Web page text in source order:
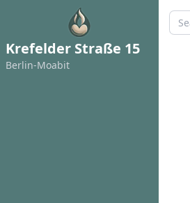
Krefelder Straße 15
Berlin-Moabit